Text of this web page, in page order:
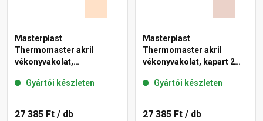
Masterplast
Thermomaster akril
vékonyvakolat,
04-E 25 kg
Gyártói készleten
27 385 Ft / db
Masterplast
Thermomaster akril
vékonyvakolat, kapart 2
Gyártói készleten
27 385 Ft / db